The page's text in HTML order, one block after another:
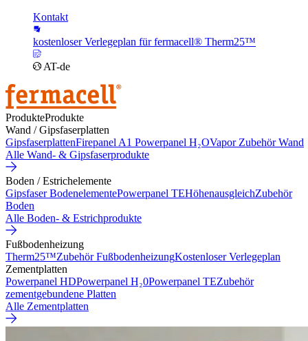
Kontakt
kostenloser Verlegeplan für fermacell® Therm25™
AT-de
ProdukteProdukte
Wand / Gipsfaserplatten
GipsfaserplattenFirepanel A1 Powerpanel H₂OVapor Zubehör Wand
Alle Wand- & Gipsfaserprodukte
Boden / Estrichelemente
Gipsfaser BodenelementePowerpanel TEHöhenausgleichZubehör
Boden
Alle Boden- & Estrichprodukte
Fußbodenheizung
Therm25™Zubehör FußbodenheizungKostenloser Verlegeplan
Zementplatten
Powerpanel HDPowerpanel H₂0Powerpanel TEZubehör
zementgebundene Platten
Alle Zementplatten